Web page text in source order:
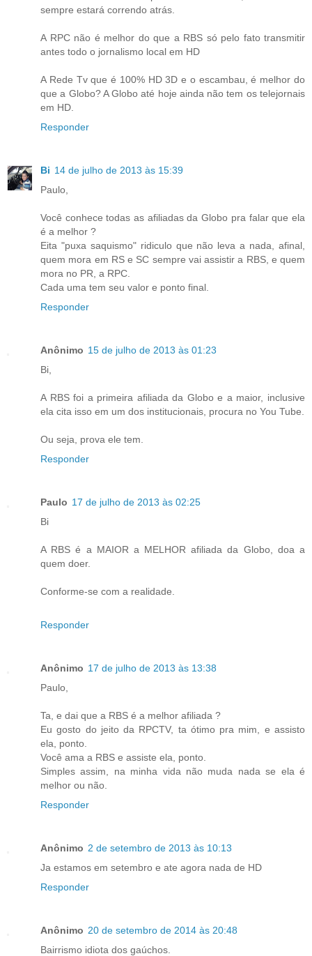
sempre estará correndo atrás.
A RPC não é melhor do que a RBS só pelo fato transmitir
antes todo o jornalismo local em HD
A Rede Tv que é 100% HD 3D e o escambau, é melhor do
que a Globo? A Globo até hoje ainda não tem os telejornais
em HD.
Responder
Bi 14 de julho de 2013 às 15:39
Paulo,
Você conhece todas as afiliadas da Globo pra falar que ela
é a melhor ?
Eita "puxa saquismo" ridiculo que não leva a nada, afinal,
quem mora em RS e SC sempre vai assistir a RBS, e quem
mora no PR, a RPC.
Cada uma tem seu valor e ponto final.
Responder
Anônimo 15 de julho de 2013 às 01:23
Bi,
A RBS foi a primeira afiliada da Globo e a maior, inclusive
ela cita isso em um dos institucionais, procura no You Tube.
Ou seja, prova ele tem.
Responder
Paulo 17 de julho de 2013 às 02:25
Bi
A RBS é a MAIOR a MELHOR afiliada da Globo, doa a
quem doer.
Conforme-se com a realidade.
Responder
Anônimo 17 de julho de 2013 às 13:38
Paulo,
Ta, e dai que a RBS é a melhor afiliada ?
Eu gosto do jeito da RPCTV, ta ótimo pra mim, e assisto
ela, ponto.
Você ama a RBS e assiste ela, ponto.
Simples assim, na minha vida não muda nada se ela é
melhor ou não.
Responder
Anônimo 2 de setembro de 2013 às 10:13
Ja estamos em setembro e ate agora nada de HD
Responder
Anônimo 20 de setembro de 2014 às 20:48
Bairrismo idiota dos gaúchos.